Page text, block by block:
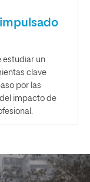
estudiar un
clave
por las
impacto de